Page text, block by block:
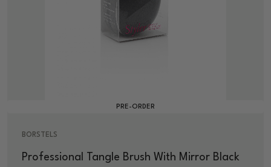
PRE-ORDER
BORSTELS
Professional Tangle Brush With Mirror Black